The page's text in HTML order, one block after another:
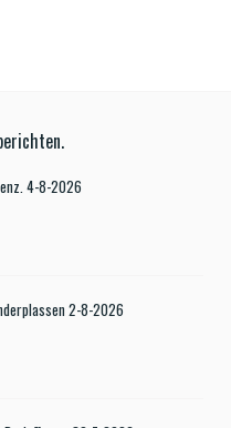
enz. 4-8-2026
2-8-2026